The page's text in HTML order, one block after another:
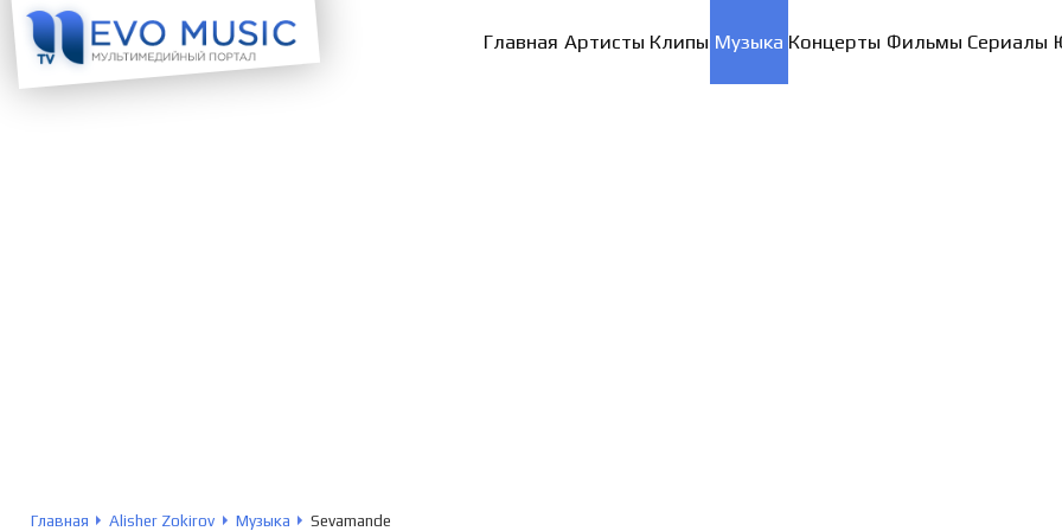
Главная Артисты Клипы Музыка Концерты Фильмы Сериалы
Главная Alisher Zokirov Музыка Sevamande